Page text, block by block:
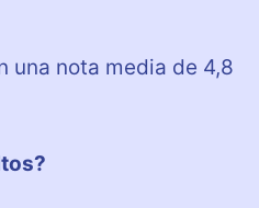
una nota media de 4,8